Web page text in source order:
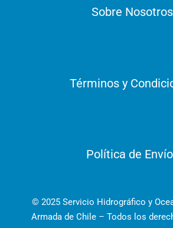
Sobre Nosotros
Términos y
Política de
© 2025 Servicio Hidrográfico y
Armada de Chile – Todos los